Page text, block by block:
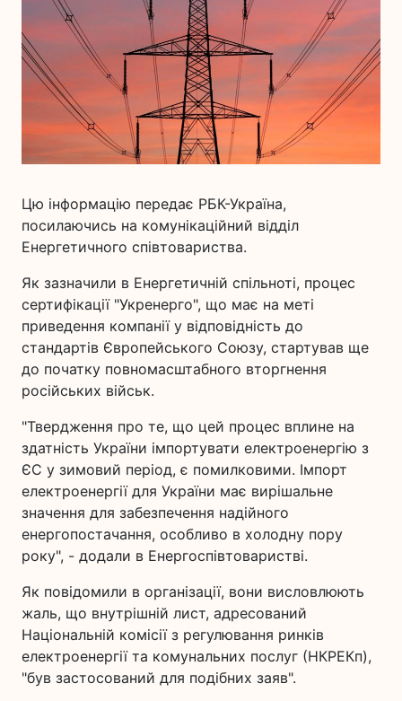
Цю інформацію передає РБК-Україна,
посилаючись на комунікаційний відділ
Енергетичного співтовариства.
Як зазначили в Енергетичній спільноті, процес
сертифікації "Укренерго", що має на меті
приведення компанії у відповідність до
стандартів Європейського Союзу, стартував ще
до початку повномасштабного вторгнення
російських військ.
"Твердження про те, що цей процес вплине на
здатність України імпортувати електроенергію з
ЄС у зимовий період, є помилковими. Імпорт
електроенергії для України має вирішальне
значення для забезпечення надійного
енергопостачання, особливо в холодну пору
року", - додали в Енергоспівтоваристві.
Як повідомили в організації, вони висловлюють
жаль, що внутрішній лист, адресований
Національній комісії з регулювання ринків
електроенергії та комунальних послуг (НКРЕКп),
"був застосований для подібних заяв".